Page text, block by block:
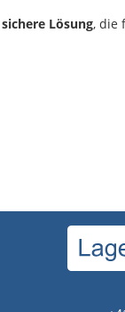
Lösung, die